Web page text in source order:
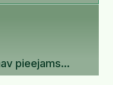
pieejams...